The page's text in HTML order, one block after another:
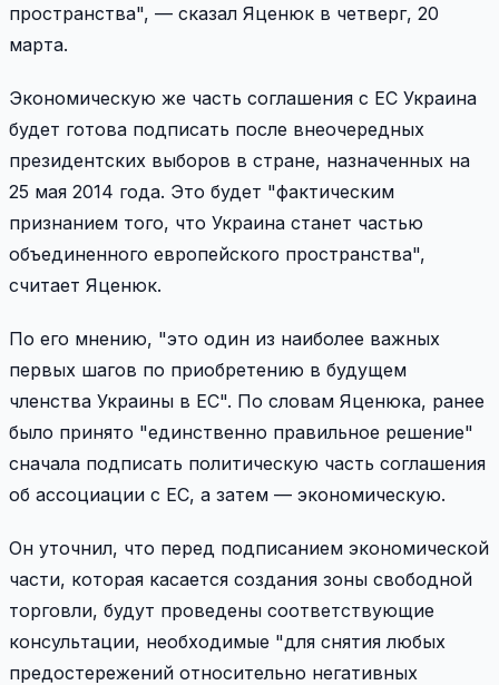
пространства", — сказал Яценюк в четверг, 20
марта.
Экономическую же часть соглашения с ЕС Украина
будет готова подписать после внеочередных
президентских выборов в стране, назначенных на
25 мая 2014 года. Это будет "фактическим
признанием того, что Украина станет частью
объединенного европейского пространства",
считает Яценюк.
По его мнению, "это один из наиболее важных
первых шагов по приобретению в будущем
членства Украины в ЕС". По словам Яценюка, ранее
было принято "единственно правильное решение"
сначала подписать политическую часть соглашения
об ассоциации с ЕС, а затем — экономическую.
Он уточнил, что перед подписанием экономической
части, которая касается создания зоны свободной
торговли, будут проведены соответствующие
консультации, необходимые "для снятия любых
предостережений относительно негативных